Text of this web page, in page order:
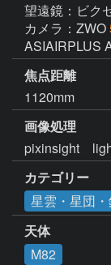
望遠鏡：ビク
カメラ：ZWO
ASIAIRPLUS
焦点距離
1120mm
画像処理
pixinsight　
カテゴリー
星雲・星団
天体
M82